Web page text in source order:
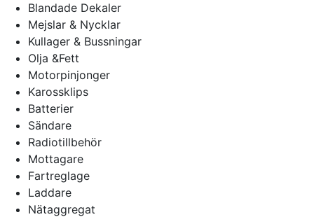
Blandade Dekaler
Mejslar & Nycklar
Kullager & Bussningar
Olja &Fett
Motorpinjonger
Karossklips
Batterier
Sändare
Radiotillbehör
Mottagare
Fartreglage
Laddare
Nätaggregat